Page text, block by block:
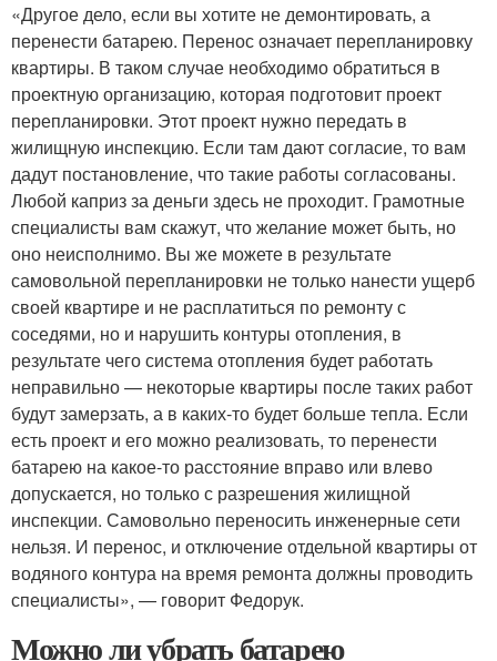
«Другое дело, если вы хотите не демонтировать, а
перенести батарею. Перенос означает перепланировку
квартиры. В таком случае необходимо обратиться в
проектную организацию, которая подготовит проект
перепланировки. Этот проект нужно передать в
жилищную инспекцию. Если там дают согласие, то вам
дадут постановление, что такие работы согласованы.
Любой каприз за деньги здесь не проходит. Грамотные
специалисты вам скажут, что желание может быть, но
оно неисполнимо. Вы же можете в результате
самовольной перепланировки не только нанести ущерб
своей квартире и не расплатиться по ремонту с
соседями, но и нарушить контуры отопления, в
результате чего система отопления будет работать
неправильно — некоторые квартиры после таких работ
будут замерзать, а в каких-то будет больше тепла. Если
есть проект и его можно реализовать, то перенести
батарею на какое-то расстояние вправо или влево
допускается, но только с разрешения жилищной
инспекции. Самовольно переносить инженерные сети
нельзя. И перенос, и отключение отдельной квартиры от
водяного контура на время ремонта должны проводить
специалисты», — говорит Федорук.
Можно ли убрать батарею